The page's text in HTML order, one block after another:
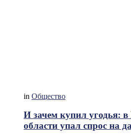
in Общество
И зачем купил угодья: в
области упал спрос на